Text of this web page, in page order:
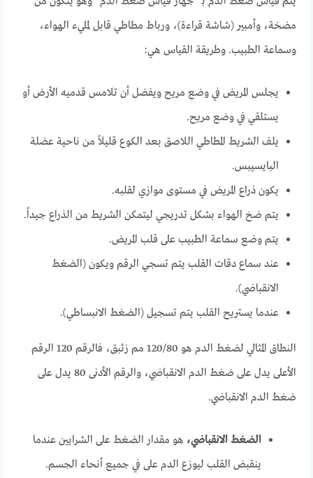
مضخة، وأمبير (شاشة قراءة)، ورباط مطاطي قابل لمليء الهواء،
وسماعة الطبيب. وطريقة القياس هي:
يجلس المريض في وضع مريح ويفضل أن تلامس قدميه الأرض أو
يستلقي في وضع مريح.
يلف الشريط المطاطي اللاصق بعد الكوع قليلاً من ناحية عضلة
البايسيبس.
يكون ذراع المريض في مستوى موازي لقلبه.
يتم ضخ الهواء بشكل تدريجي ليتمكن الشريط من الذراع جيداً.
يتم وضع سماعة الطبيب على قلب المريض.
عند سماع دقات القلب يتم تسجي الرقم ويكون (الضغط
الانقباضي).
عندما يستريح القلب يتم تسجيل (الضغط الانبساطي).
النطاق المثالي لضغط الدم هو 120/80 مم زئبق، فالرقم 120 الرقم
الأعلى يدل على ضغط الدم الانقباضي، والرقم الأدنى 80 يدل على
ضغط الدم الانقباضي.
الضغط الانقباضي، هو مقدار الضغط على الشرايين عندما
ينقبض القلب ليوزع الدم على في جميع أنحاء الجسم.